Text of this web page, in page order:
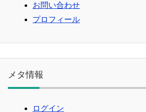
お問い合わせ
プロフィール
メタ情報
ログイン